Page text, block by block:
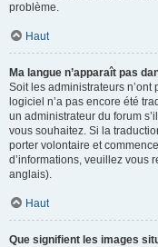
problème.
Haut
Ma langue n’apparaît pas
Soit les administrateurs
logiciel n’a pas encore été
un administrateur du forum
vous souhaitez. Si la
porter volontaire et
d’informations, veuillez vous
anglais).
Haut
Que signifient les images